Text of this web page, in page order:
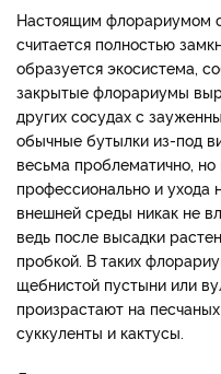
Настоящим флорариумом
считается полностью
образуется экосистема,
закрытые флорариумы
других сосудах с
обычные бутылки из-под
весьма проблематично,
профессионально и ухода
внешней среды никак не
ведь после высадки
пробкой. В таких
щебнистой пустыни или
произрастают на
суккуленты и кактусы.